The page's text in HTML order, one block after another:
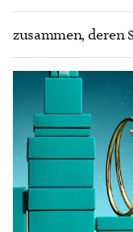
zusammen, deren
harmonieren?